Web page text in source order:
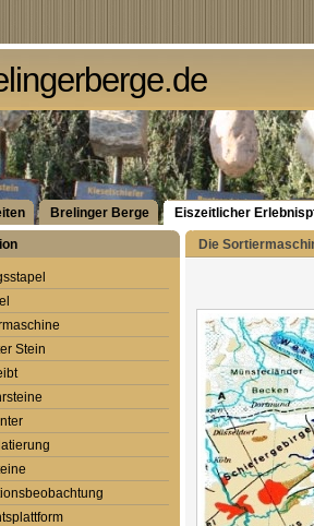
Brelinger Berge Eiszeitlicher
Die
Stein